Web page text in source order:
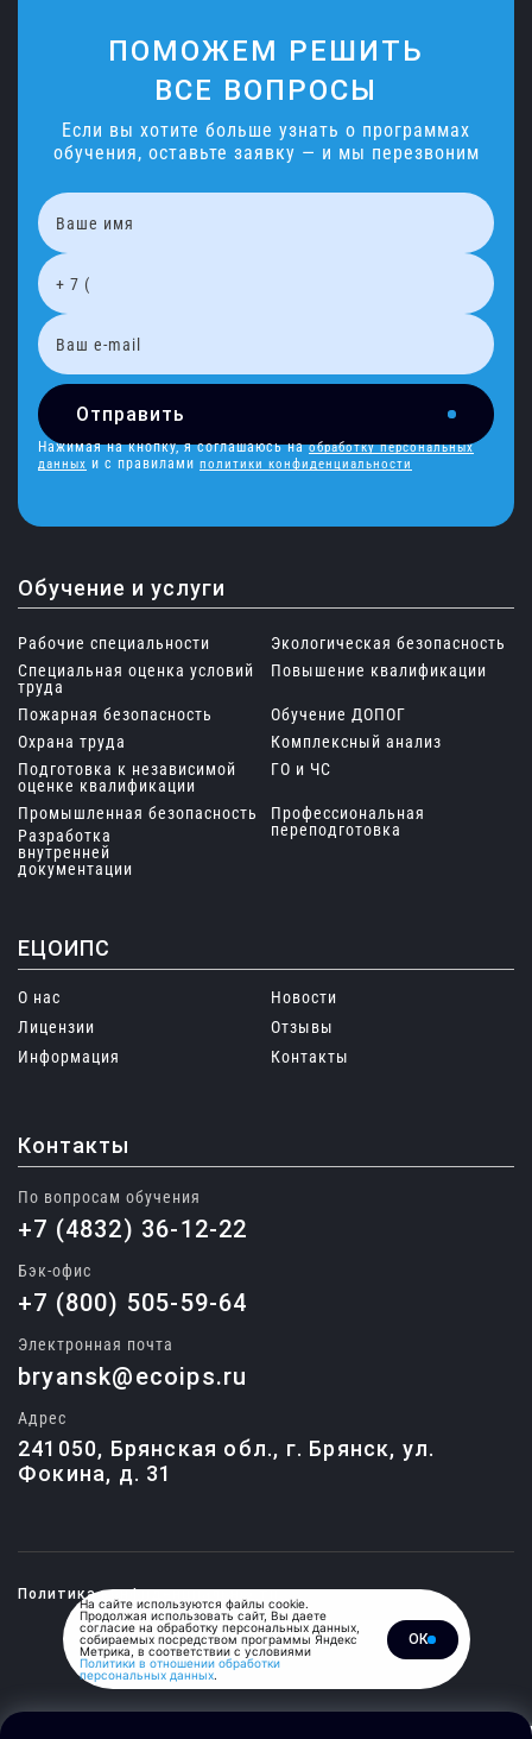
ПОМОЖЕМ РЕШИТЬ
ВСЕ ВОПРОСЫ
Если вы хотите больше узнать о программах
обучения, оставьте заявку — и мы перезвоним
Отправить
Нажимая на кнопку, я соглашаюсь наобработку персональных
данных и с правилами политики конфиденциальности
Обучение и услуги
Рабочие специальности
Экологическая безопасность
Специальная оценка условий
труда
Повышение квалификации
Пожарная безопасность
Обучение ДОПОГ
Охрана труда
Комплексный анализ
Подготовка к независимой
оценке квалификации
ГО и ЧС
Промышленная безопасность
Профессиональная
переподготовка
Разработка
внутренней
документации
ЕЦОИПС
О нас
Новости
Лицензии
Отзывы
Информация
Контакты
Контакты
По вопросам обучения
+7 (4832) 36-12-22
Бэк-офис
+7 (800) 505-59-64
Электронная почта
bryansk@ecoips.ru
Адрес
241050, Брянская обл., г. Брянск, ул.
Фокина, д. 31
Политика конфиденциальности
© 2015-2026, Единый центр
обучения и подготовки
специалистов.
На сайте используются файлы cookie.
Продолжая использовать сайт, Вы даете
согласие на обработку персональных данных,
собираемых посредством программы Яндекс
Метрика, в соответствии с условиями
Политики в отношении обработки
персональных данных.
ОК